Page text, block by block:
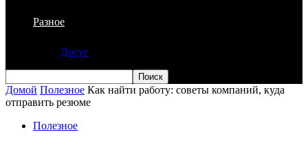
Разное
Досуг
Домой Полезное Как найти работу: советы компаний, куда
отправить резюме
Полезное